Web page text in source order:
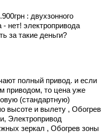
: двухзонного
- нет! электропривода
за такие деньги?
полный привод. и если
приводом, то цена уже
(стандартную)
высоте и вылету , Обогрев
Электропривод
зеркал , Обогрев зоны